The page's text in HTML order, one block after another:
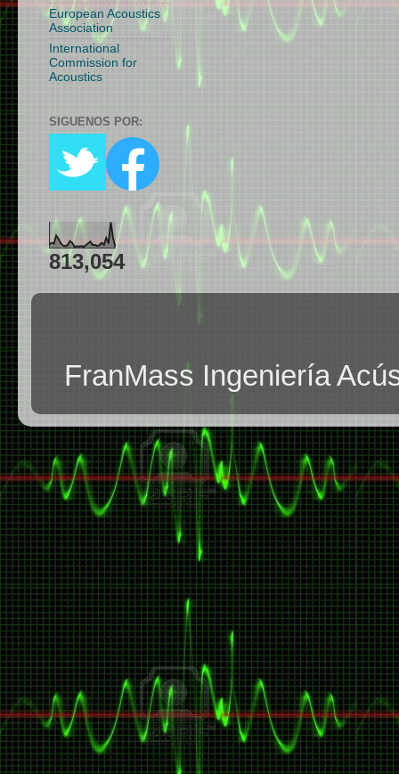
European Acoustics
Association
International
Commission for
Acoustics
SIGUENOS POR:
813,054
FranMass Ingeniería